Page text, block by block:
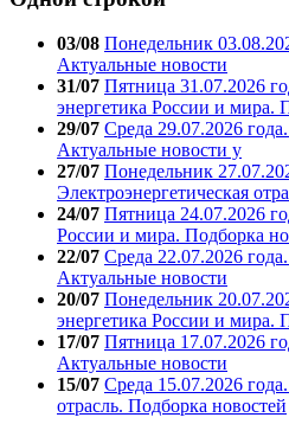
03/08 Понедельник
Актуальные новости
31/07 Пятница 31.07.2026
энергетика России и мира.
29/07 Среда 29.07.2026
Актуальные новости у
27/07 Понедельник
Электроэнергетическая
24/07 Пятница 24.07.2026
России и мира. Подборка
22/07 Среда 22.07.2026
Актуальные новости
20/07 Понедельник
энергетика России и мира.
17/07 Пятница 17.07.2026
Актуальные новости
15/07 Среда 15.07.2026
отрасль. Подборка новостей